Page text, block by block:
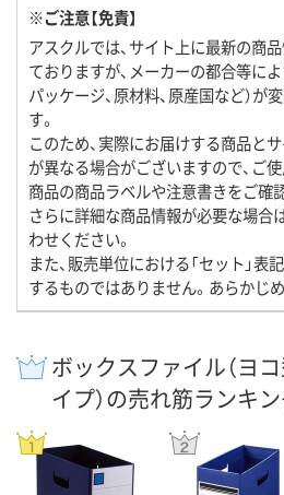
※ご注意【免責】
アスクルでは、サイト上に最新の商
ておりますが、メーカーの都合等によ
パッケージ、原材料、原産国など）が
す。
このため、実際にお届けする商品と
が異なる場合がございますので、ご
商品の商品ラベルや注意書きをご確
さらに詳細な商品情報が必要な場合
わせください。
また、販売単位における「セット」表
するものではありません。あらかじ
ボックスファイル（ヨ
イプ）の売れ筋ランキ